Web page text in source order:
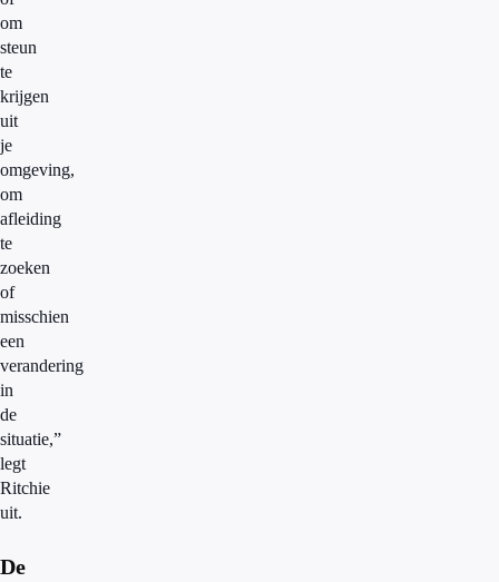
om
steun
te
krijgen
uit
je
omgeving,
om
afleiding
te
zoeken
of
misschien
een
verandering
in
de
situatie,”
legt
Ritchie
uit.
De